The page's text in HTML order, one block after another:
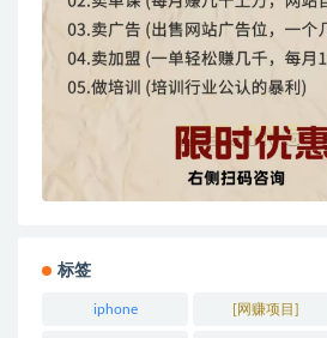
标签
iphone [网赚项目]